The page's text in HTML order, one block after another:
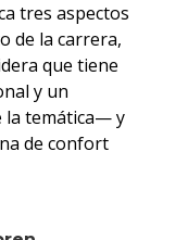
tres aspectos
de la carrera,
que tiene
y un
la temática— y
de confort